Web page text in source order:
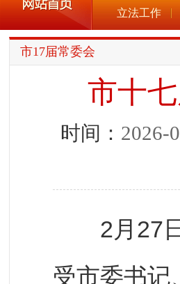
立法工作
市17届常委会
市十
时间： 2026-
2月27日
受市委书记